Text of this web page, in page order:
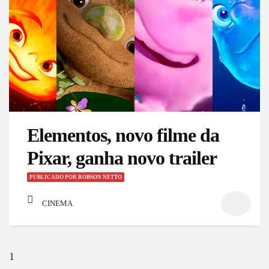
Elementos, novo filme da
Pixar, ganha novo trailer
PUBLICADO POR ROBSON NETTO
CINEMA
1